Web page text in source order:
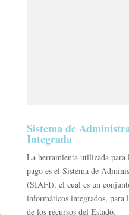
Sistema de
Integrada
La herramienta utilizada para
pago es el Sistema de
(SIAFI), el cual es un
informáticos integrados,
de los recursos del Estado.